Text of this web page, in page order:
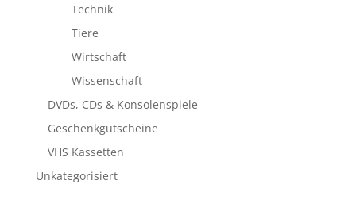
Technik
Tiere
Wirtschaft
Wissenschaft
DVDs, CDs & Konsolenspiele
Geschenkgutscheine
VHS Kassetten
Unkategorisiert